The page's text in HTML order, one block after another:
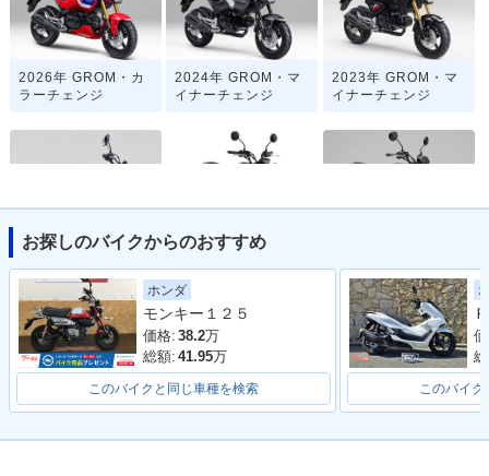
2026年 GROM・カ
ラーチェンジ
2024年 GROM・マ
イナーチェンジ
2023年 GROM・マ
イナーチェンジ
ルモデルチェンジ
ROM
ラーチェンジ
2018年 GROM・カ
2016年 GROM・マ
2016年 MSX125S
お探しのバイクからのおすすめ
ホンダ
モンキー１２５
価格: 38.2万
総額: 41.95万
このバイクと同じ車種を検索 このバイク